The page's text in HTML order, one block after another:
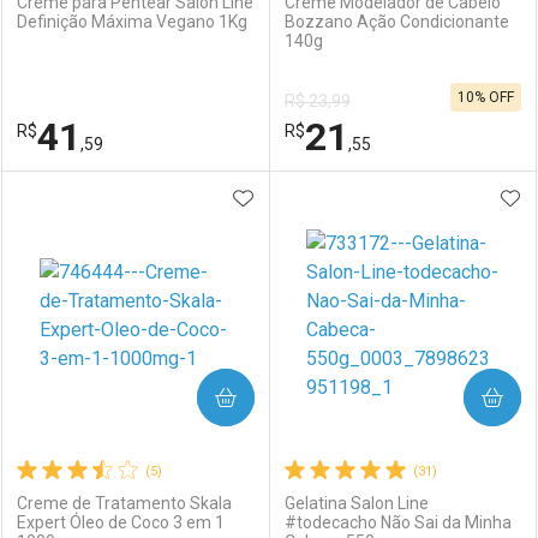
Comprar sem Desconto
Por R$ 39,99/cada
Por R$ 39,99/cada
Ativar Desconto
Comprar sem Desconto
Por R$ 38,99/cada
Comprar sem Desconto
Por R$ 38,99/cada
Definição Máxima Vegano 1Kg
R$41 ,59
Laboratório
Por Menos
Bozzano Ação Condicionante
140g
R$ 23,99
R$21 ,55
10% OFF
Laboratório
Por Menos
(5)
Creme de Tratamento Skala
Expert Óleo de Coco 3 em 1
ADICIONAR AOS FAVORITOS
COMPRAR
(31)
Gelatina Salon Line
#todecacho Não Sai da Minha
COMPRAR